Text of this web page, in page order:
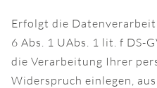
Erfolgt die
6 Abs. 1 UAbs. 1 lit. f DS-
die Verarbeitung Ihrer
Widerspruch einlegen,